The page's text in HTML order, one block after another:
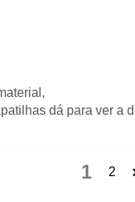
dá para ver a
1 2